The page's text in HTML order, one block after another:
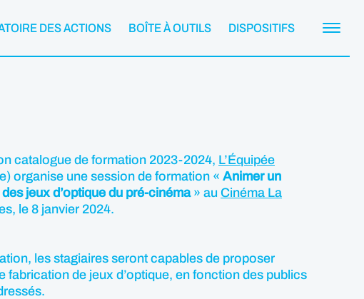
DES ACTIONS BOÎTE À OUTILS DISPOSITIFS
catalogue de formation 2023-2024, L’Équipée
organise une session de formation « Animer un
jeux d’optique du pré-cinéma» au Cinéma La
le 8 janvier 2024.
les stagiaires seront capables de proposer
fabrication de jeux d’optique, en fonction des publics